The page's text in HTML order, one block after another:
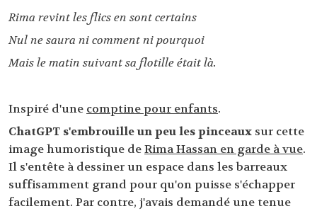
Rima revint les flics en sont certains
Nul ne saura ni comment ni pourquoi
Mais le matin suivant sa flotille était là.
Inspiré d'une comptine pour enfants.
ChatGPT s'embrouille un peu les pinceaux sur cette
image humoristique deRima Hassan en garde à vue.
Il s'entête à dessiner un espace dans les barreaux
suffisamment grand pour qu'on puisse s'échapper
facilement. Par contre, j'avais demandé une tenue